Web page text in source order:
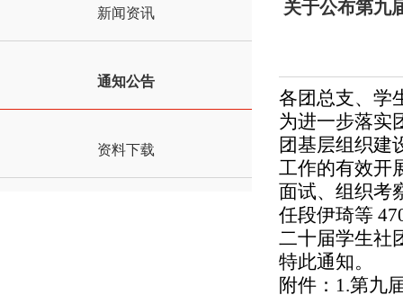
新闻资讯
通知公告
资料下载
关于公布第九
各团总支、学
为进一步落实
团基层组织建
工作的有效开
面试、组织考
任段伊琦等
二十届学生社
特此通知。
附件： 1.第九